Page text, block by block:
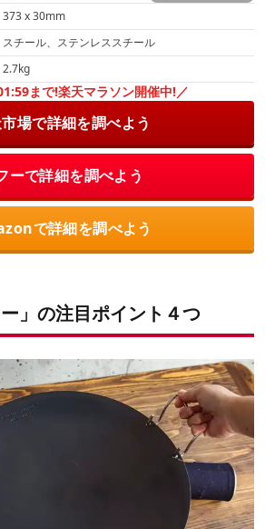
373 x 30mm
スチール、ステンレススチール
2.7kg
まで!楽天マラソン開催中!／
場で詳細を調べよう
ーで詳細を調べよう
で詳細を調べよう
ー」の注目ポイント４つ